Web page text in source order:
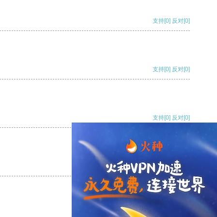
支持[0] 反对[0]
支持[0] 反对[0]
支持[0] 反对[0]
支持[0] 反对
支持